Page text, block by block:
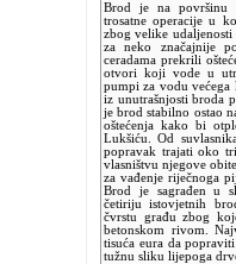
Brod je na površinu
trosatne operacije u
zbog velike
za neko značajnije
ceradama prekrili
otvori koji vode u
pumpi za vodu većega
iz unutrašnjosti broda
je brod stabilno ostao
oštećenja kako bi
Lukšiću. Od
popravak trajati oko
vlasništvu njegove
za vađenje riječnoga
Brod je sagrađen u
četiriju istovjetnih
čvrstu građu zbog
betonskom rivom.
tisuća eura da
tužnu sliku lijepoga